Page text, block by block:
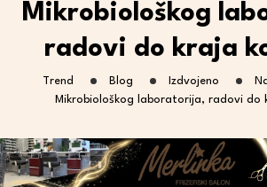
Mikrobiološkog
radovi do kraja
Trend Blog Izdvojeno
Mikrobiološkog laboratorija, radovi do